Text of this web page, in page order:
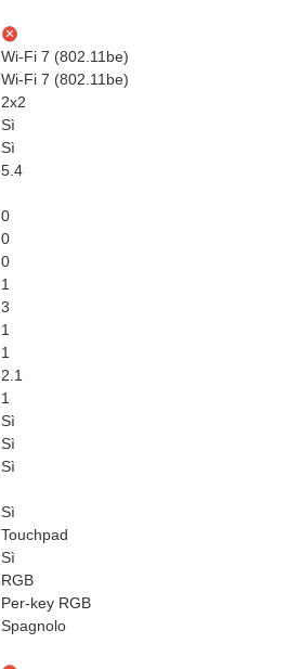
Wi-Fi 7 (802.11be)
Wi-Fi 7 (802.11be)
2x2
Sì
Sì
5.4
0
0
0
1
3
1
1
2.1
1
Sì
Sì
Sì
Sì
Touchpad
Sì
RGB
Per-key RGB
Spagnolo